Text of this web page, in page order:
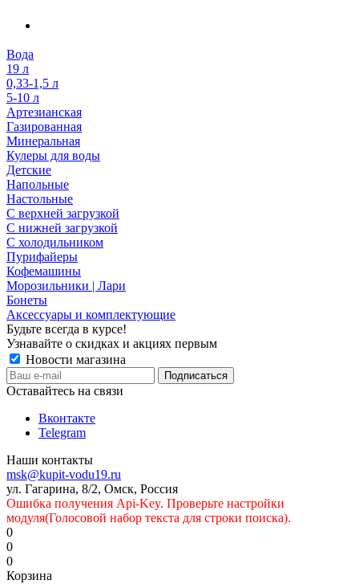
Вода
19 л
0,33-1,5 л
5-10 л
Артезианская
Газированная
Минеральная
Кулеры для воды
Детские
Напольные
Настольные
С верхней загрузкой
С нижней загрузкой
С холодильником
Пурифайеры
Кофемашины
Морозильники | Лари
Бонеты
Аксессуары и комплектующие
Будьте всегда в курсе!
Узнавайте о скидках и акциях первым
Новости магазина
Оставайтесь на связи
Вконтакте
Telegram
Наши контакты
msk@kupit-vodu19.ru
ул. Гагарина, 8/2, Омск, Россия
Ошибка получения Api-Key. Проверьте настройки
модуля(Голосовой набор текста для строки поиска).
0
0
0
Корзина